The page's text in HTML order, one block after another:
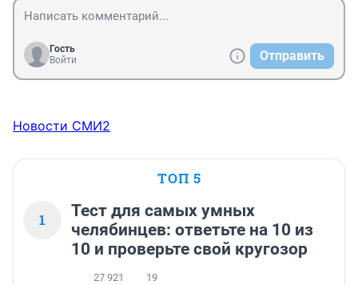
Гость
Войти
Отправить
Новости СМИ2
ТОП 5
1
Тест для самых умных
челябинцев: ответьте на 10 из
10 и проверьте свой кругозор
27 921 19